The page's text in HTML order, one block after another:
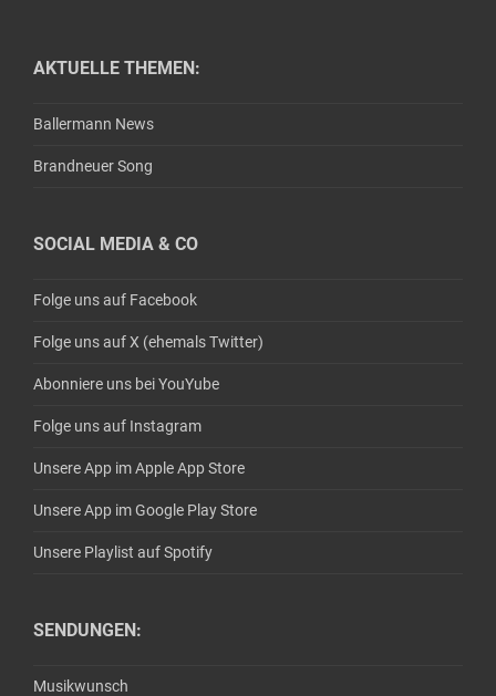
AKTUELLE THEMEN:
Ballermann News
Brandneuer Song
SOCIAL MEDIA & CO
Folge uns auf Facebook
Folge uns auf X (ehemals Twitter)
Abonniere uns bei YouYube
Folge uns auf Instagram
Unsere App im Apple App Store
Unsere App im Google Play Store
Unsere Playlist auf Spotify
SENDUNGEN:
Musikwunsch